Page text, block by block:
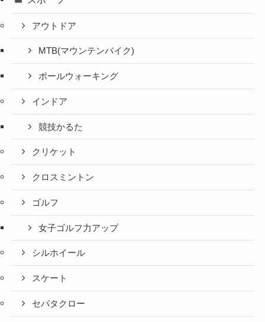
アウトドア
MTB(マウンテンバイク)
ポールウォーキング
インドア
競技かるた
クリケット
クロスミントン
ゴルフ
女子ゴルフ力アップ
シルホイール
スケート
セパタクロー